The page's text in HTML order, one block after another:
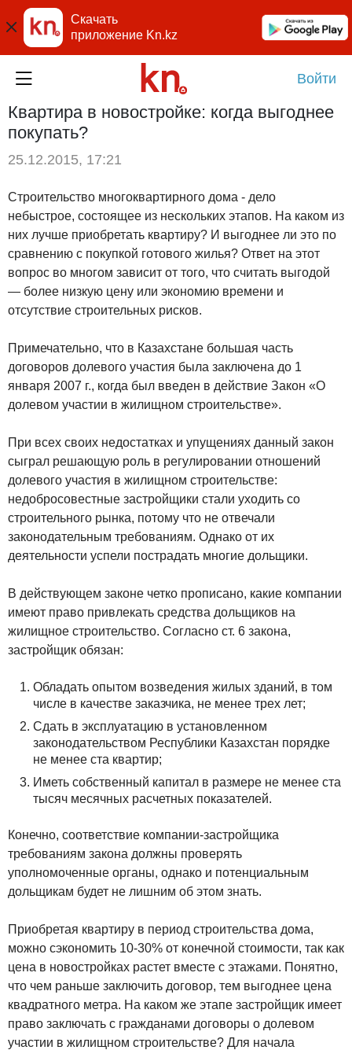
Скачать
приложение Kn.kz
Войти
Квартира в новостройке: когда выгоднее
покупать?
25.12.2015, 17:21
Строительство многоквартирного дома - дело
небыстрое, состоящее из нескольких этапов. На каком из
них лучше приобретать квартиру? И выгоднее ли это по
сравнению с покупкой готового жилья? Ответ на этот
вопрос во многом зависит от того, что считать выгодой
— более низкую цену или экономию времени и
отсутствие строительных рисков.
Примечательно, что в Казахстане большая часть
договоров долевого участия была заключена до 1
января 2007 г., когда был введен в действие Закон «О
долевом участии в жилищном строительстве».
При всех своих недостатках и упущениях данный закон
сыграл решающую роль в регулировании отношений
долевого участия в жилищном строительстве:
недобросовестные застройщики стали уходить со
строительного рынка, потому что не отвечали
законодательным требованиям. Однако от их
деятельности успели пострадать многие дольщики.
В действующем законе четко прописано, какие компании
имеют право привлекать средства дольщиков на
жилищное строительство. Согласно ст. 6 закона,
застройщик обязан:
Обладать опытом возведения жилых зданий, в том
числе в качестве заказчика, не менее трех лет;
Сдать в эксплуатацию в установленном
законодательством Республики Казахстан порядке
не менее ста квартир;
Иметь собственный капитал в размере не менее ста
тысяч месячных расчетных показателей.
Конечно, соответствие компании-застройщика
требованиям закона должны проверять
уполномоченные органы, однако и потенциальным
дольщикам будет не лишним об этом знать.
Приобретая квартиру в период строительства дома,
можно сэкономить 10-30% от конечной стоимости, так как
цена в новостройках растет вместе с этажами. Понятно,
что чем раньше заключить договор, тем выгоднее цена
квадратного метра. На каком же этапе застройщик имеет
право заключать с гражданами договоры о долевом
участии в жилищном строительстве? Для начала